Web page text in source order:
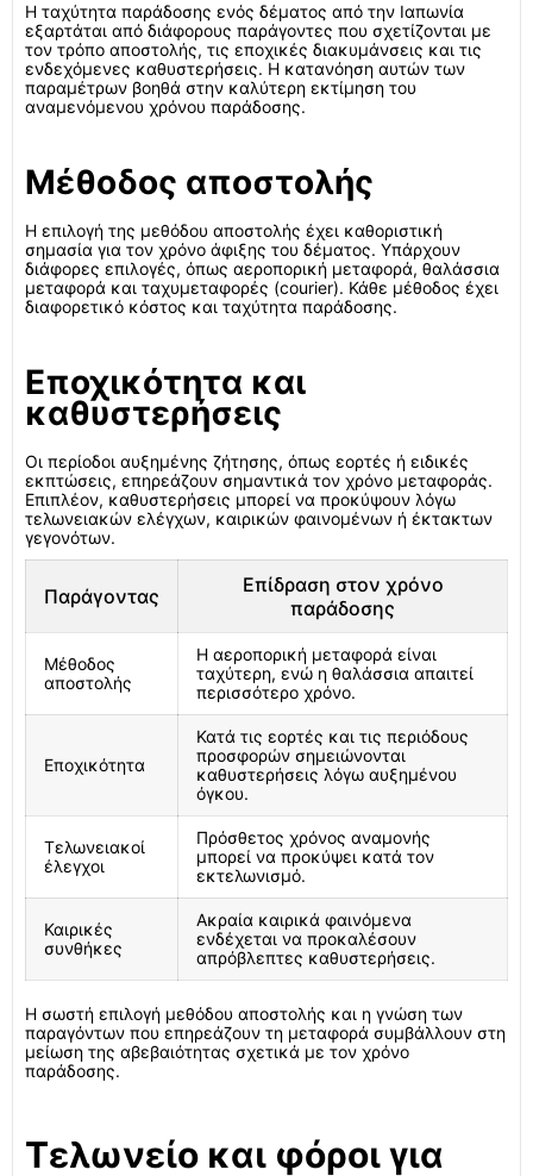
Η ταχύτητα παράδοσης ενός δέματος από την Ιαπωνία
εξαρτάται από διάφορους παράγοντες που σχετίζονται με
τον τρόπο αποστολής, τις εποχικές διακυμάνσεις και τις
ενδεχόμενες καθυστερήσεις. Η κατανόηση αυτών των
παραμέτρων βοηθά στην καλύτερη εκτίμηση του
αναμενόμενου χρόνου παράδοσης.
Μέθοδος αποστολής
Η επιλογή της μεθόδου αποστολής έχει καθοριστική
σημασία για τον χρόνο άφιξης του δέματος. Υπάρχουν
διάφορες επιλογές, όπως αεροπορική μεταφορά, θαλάσσια
μεταφορά και ταχυμεταφορές (courier). Κάθε μέθοδος έχει
διαφορετικό κόστος και ταχύτητα παράδοσης.
Εποχικότητα και
καθυστερήσεις
Οι περίοδοι αυξημένης ζήτησης, όπως εορτές ή ειδικές
εκπτώσεις, επηρεάζουν σημαντικά τον χρόνο μεταφοράς.
Επιπλέον, καθυστερήσεις μπορεί να προκύψουν λόγω
τελωνειακών ελέγχων, καιρικών φαινομένων ή έκτακτων
γεγονότων.
Παράγοντας
Επίδραση στον χρόνο
παράδοσης
Μέθοδος
αποστολής
Η αεροπορική μεταφορά είναι
ταχύτερη, ενώ η θαλάσσια απαιτεί
περισσότερο χρόνο.
Εποχικότητα
Κατά τις εορτές και τις περιόδους
προσφορών σημειώνονται
καθυστερήσεις λόγω αυξημένου
όγκου.
Τελωνειακοί
έλεγχοι
Πρόσθετος χρόνος αναμονής
μπορεί να προκύψει κατά τον
εκτελωνισμό.
Καιρικές
συνθήκες
Ακραία καιρικά φαινόμενα
ενδέχεται να προκαλέσουν
απρόβλεπτες καθυστερήσεις.
Η σωστή επιλογή μεθόδου αποστολής και η γνώση των
παραγόντων που επηρεάζουν τη μεταφορά συμβάλλουν στη
μείωση της αβεβαιότητας σχετικά με τον χρόνο
παράδοσης.
Τελωνείο και φόροι για